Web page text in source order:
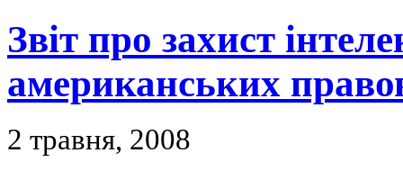
Звіт про захист
американських
2 травня, 2008